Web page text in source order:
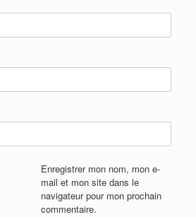
Enregistrer mon nom, mon e-
mail et mon site dans le
navigateur pour mon prochain
commentaire.